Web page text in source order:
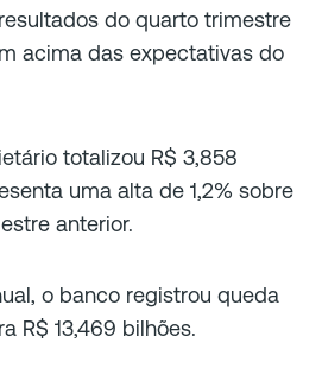
do quarto trimestre
acima das expectativas do
totalizou R$ 3,858
uma alta de 1,2% sobre
anterior.
o banco registrou queda
R$ 13,469 bilhões.